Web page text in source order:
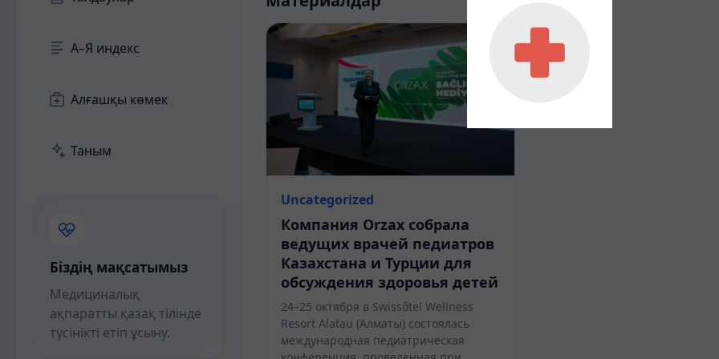
А–Я индекс
Алғашқы көмек
Таным
Біздің мақсатымыз
Медициналық
ақпаратты қазақ тілінде
түсінікті етіп ұсыну.
Uncategorized
Компания Orzax собрала
ведущих врачей педиатров
Казахстана и Турции для
обсуждения здоровья детей
24–25 октября в Swissôtel Wellness
Resort Alatau (Алматы) состоялась
международная педиатрическая